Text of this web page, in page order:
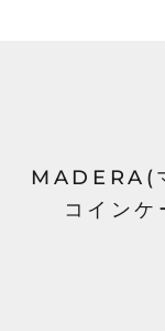
MADERA(
コイン